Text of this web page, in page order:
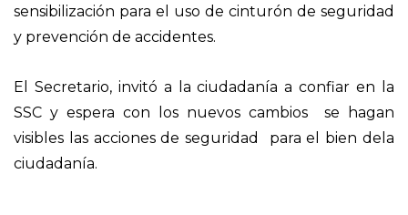
sensibilización para el uso de cinturón de seguridad
y prevención de accidentes.
El Secretario, invitó a la ciudadanía a confiar en la
SSC y espera con los nuevos cambios se hagan
visibles las acciones de seguridad para el bien dela
ciudadanía.